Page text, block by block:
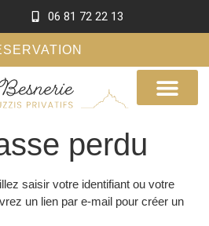
06 81 72 22 13
perdu
saisir votre identifiant ou votre
un lien par e-mail pour créer un